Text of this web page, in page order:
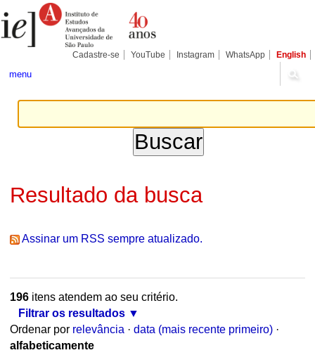
para
conteúdo.
Pessoais
Cadastre-se YouTube Instagram WhatsApp English
menu
Resultado da busca
Assinar um RSS sempre atualizado.
196itens atendem ao seu critério.
Filtrar os resultados
Ordenar por relevância · data (mais recente primeiro) ·
alfabeticamente